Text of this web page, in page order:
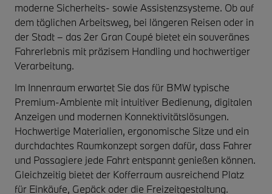
moderne Sicherheits- sowie Assistenzsysteme. Ob auf
dem täglichen Arbeitsweg, bei längeren Reisen oder in
der Stadt – das 2er Gran Coupé bietet ein souveränes
Fahrerlebnis mit präzisem Handling und hochwertiger
Verarbeitung.
Im Innenraum erwartet Sie das für BMW typische
Premium-Ambiente mit intuitiver Bedienung, digitalen
Anzeigen und modernen Konnektivitätslösungen.
Hochwertige Materialien, ergonomische Sitze und ein
durchdachtes Raumkonzept sorgen dafür, dass Fahrer
und Passagiere jede Fahrt entspannt genießen können.
Gleichzeitig bietet der Kofferraum ausreichend Platz
für Einkäufe, Gepäck oder die Freizeitgestaltung.